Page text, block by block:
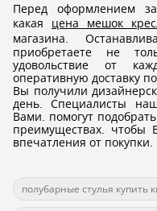
Перед оформлением
какая цена мешок
магазина.
приобретаете не
удовольствие от
оперативную доставку
Вы получили
день. Специалисты
Вами. помогут
преимуществах. чтобы
впечатления от покупки.
полубарные стулья купить